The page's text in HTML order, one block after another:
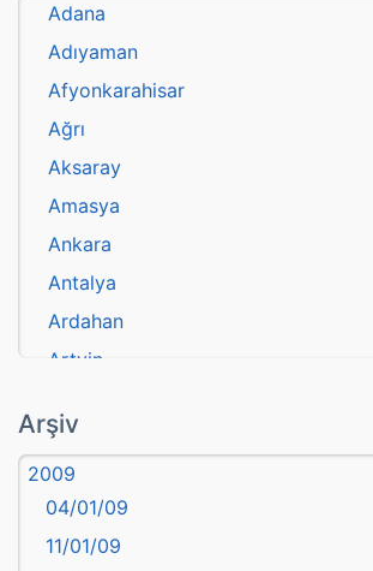
Adana
Adıyaman
Afyonkarahisar
Ağrı
Aksaray
Amasya
Ankara
Antalya
Ardahan
Artvin
Aydın
Balıkesir
Bartın
başkentler
Arşiv
2009
04/01/09
11/01/09